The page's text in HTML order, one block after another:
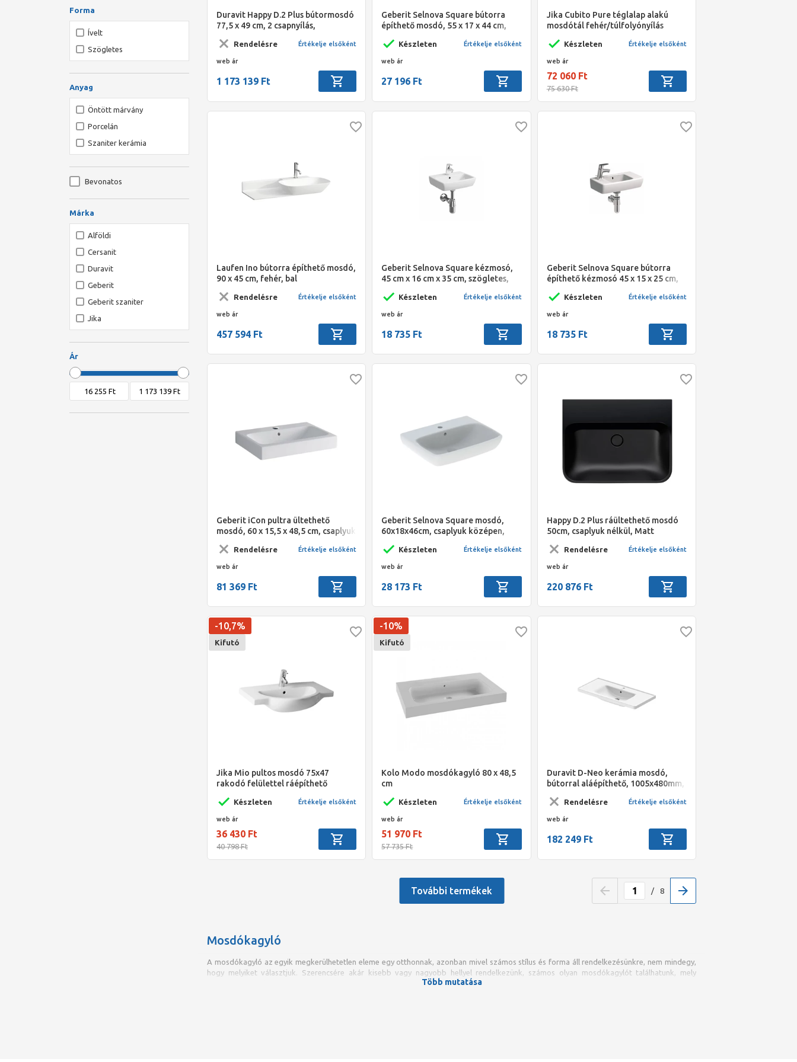
Duravit Happy D.2 Plus bútormosdó
77,5 x 49 cm, 2 csapnyílás,
Rendelésre Értékelje elsőként
web ár
1 173 139 Ft
Geberit Selnova Square bútorra
építhető mosdó, 55 x 17 x 44 cm,
látható túlfolyó
Készleten Értékelje elsőként
web ár
27 196 Ft
Jika Cubito Pure téglalap alakú
mosdótál fehér/túlfolyónyílás
Készleten Értékelje elsőként
web ár
72 060 Ft
75 630 Ft
Laufen Ino bútorra építhető mosdó,
90 x 45 cm, fehér, bal
Rendelésre Értékelje elsőként
web ár
457 594 Ft
Geberit Selnova Square kézmosó,
45 cm x 16 cm x 35 cm, szögletes,
Készleten Értékelje elsőként
web ár
18 735 Ft
Geberit Selnova Square bútorra
építhető kézmosó 45 x 15 x 25 cm,
csaplyuk, látható túlf.
Készleten Értékelje elsőként
web ár
18 735 Ft
Geberit iCon pultra ültethető
mosdó, 60 x 15,5 x 48,5 cm, csaplyuk
Rendelésre Értékelje elsőként
web ár
81 369 Ft
Geberit Selnova Square mosdó,
60x18x46cm, csaplyuk középen,
Készleten Értékelje elsőként
web ár
28 173 Ft
Happy D.2 Plus ráültethető mosdó
50cm, csaplyuk nélkül, Matt
Rendelésre Értékelje elsőként
web ár
220 876 Ft
Jika Mio pultos mosdó 75x47
rakodó felülettel ráépíthető
-10,7%
Kifutó
Készleten Értékelje elsőként
web ár
36 430 Ft
40 798 Ft
Kolo Modo mosdókagyló 80 x 48,5
cm
-10%
Kifutó
Készleten Értékelje elsőként
web ár
51 970 Ft
57 735 Ft
Duravit D-Neo kerámia mosdó,
bútorral aláépíthető, 1005x480mm,
pakoló, fehér
Rendelésre Értékelje elsőként
web ár
182 249 Ft
További termékek / 8
Mosdókagyló
A mosdókagyló az egyik megkerülhetetlen eleme egy otthonnak, azonban mivel számos stílus és forma áll rendelkezésünkre, nem mindegy,
hogy melyiket választjuk. Szerencsére akár kisebb vagy nagyobb hellyel rendelkezünk, számos olyan mosdókagylót találhatunk, mely
Több mutatása
Forma
Ívelt
Szögletes
Anyag
Öntött márvány
Porcelán
Szaniter kerámia
Bevonatos
Márka
Alföldi
Cersanit
Duravit
Geberit
Geberit szaniter
Jika
Marmorin
Marmy
Ár